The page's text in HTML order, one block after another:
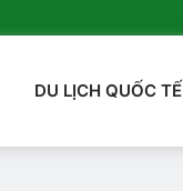
DU LỊCH QUỐC TẾ